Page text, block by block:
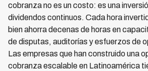
cobranza no es un costo: es una
dividendos continuos. Cada hora
bien ahorra decenas de horas en
de disputas, auditorías y esfuerzos de
Las empresas que han construido una
cobranza escalable en Latinoamérica